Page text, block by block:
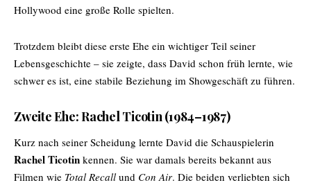
Hollywood eine große Rolle spielten.
Trotzdem bleibt diese erste Ehe ein wichtiger Teil seiner
Lebensgeschichte – sie zeigte, dass David schon früh lernte, wie
schwer es ist, eine stabile Beziehung im Showgeschäft zu führen.
Zweite Ehe: Rachel Ticotin (1984–1987)
Kurz nach seiner Scheidung lernte David die Schauspielerin
Rachel Ticotin kennen. Sie war damals bereits bekannt aus
Filmen wie Total Recall und Con Air. Die beiden verliebten sich